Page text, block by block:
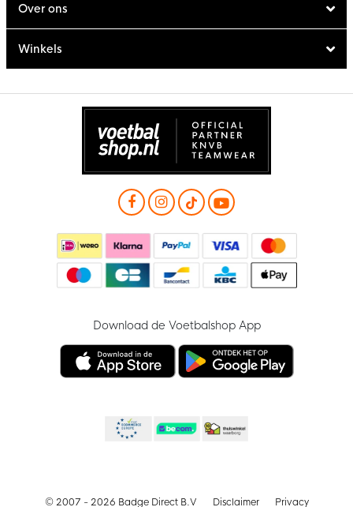
Over ons
Winkels
Download de Voetbalshop App
© 2007 - 2026 Badge Direct B.V Disclaimer Privacy